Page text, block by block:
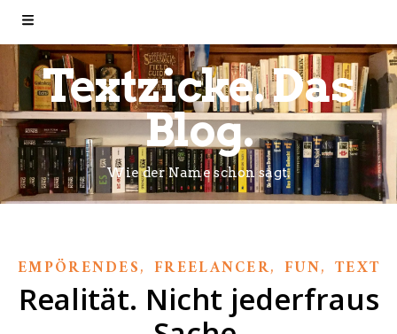
Textzicke. Das
Blog.
Wie der Name schon sagt.
EMPÖRENDES, FREELANCER, FUN, TEXT
Realität. Nicht jederfraus